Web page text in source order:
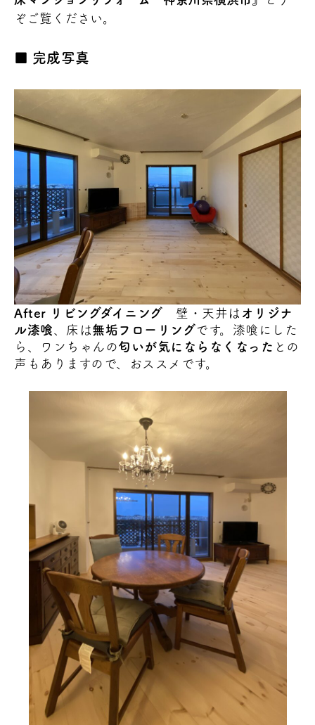
ぞご覧ください。
完成写真
After リビングダイニング 壁・天井は オリジナ
ル漆喰 、床は無垢フローリングです。漆喰にした
ら、ワンちゃんの匂いが気にならなくなった との
声もありますので、おススメです。